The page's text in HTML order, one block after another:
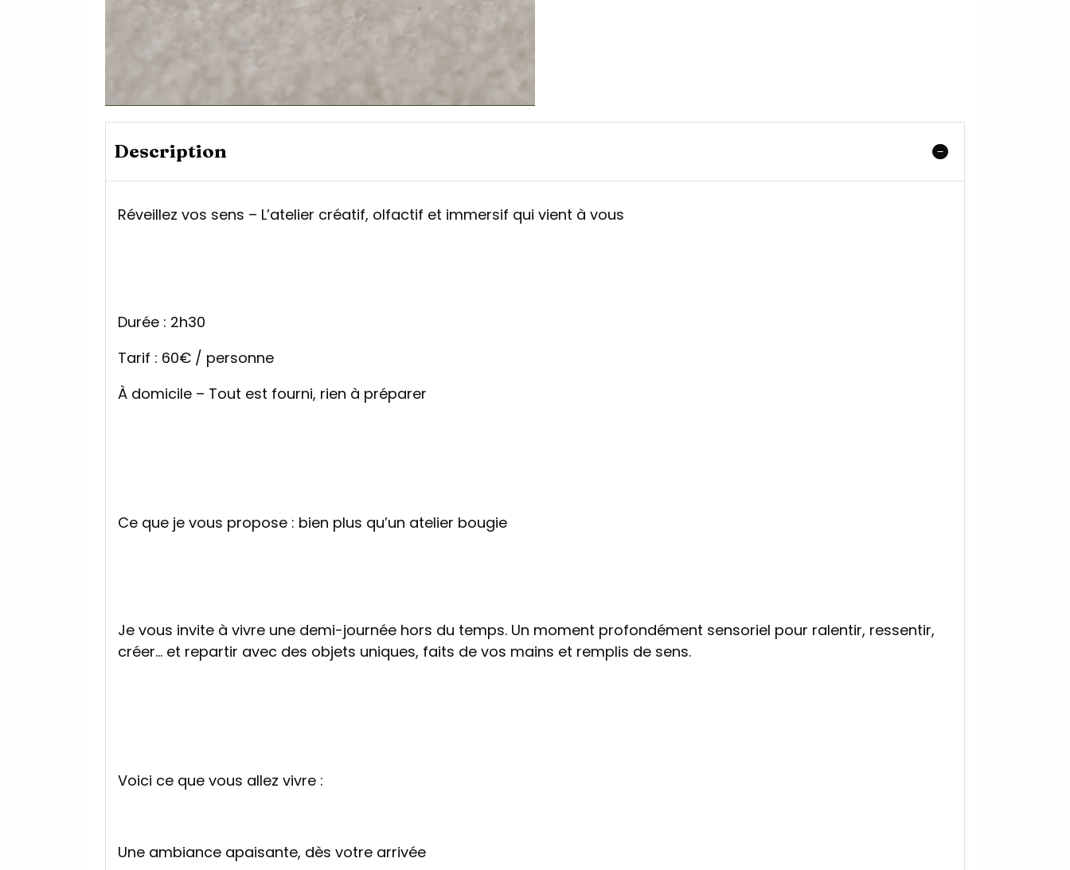
Description
Réveillez vos sens – L’atelier créatif, olfactif et immersif qui vient à vous
Durée : 2h30
Tarif : 60€ / personne
À domicile – Tout est fourni, rien à préparer
Ce que je vous propose : bien plus qu’un atelier bougie
Je vous invite à vivre une demi-journée hors du temps. Un moment profondément sensoriel pour ralentir, ressentir,
créer… et repartir avec des objets uniques, faits de vos mains et remplis de sens.
Voici ce que vous allez vivre :
Une ambiance apaisante, dès votre arrivée